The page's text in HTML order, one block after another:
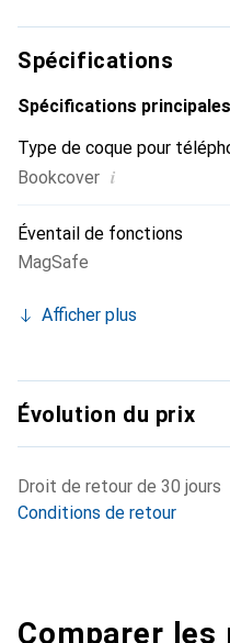
marque Noreve est un
exigeante.
Spécifications
Spécifications principales
Type de coque pour
Bookcover i
Éventail de fonctions
MagSafe
Afficher plus
Évolution du prix
Droit de retour de 30 jours
Conditions de retour
Comparer les